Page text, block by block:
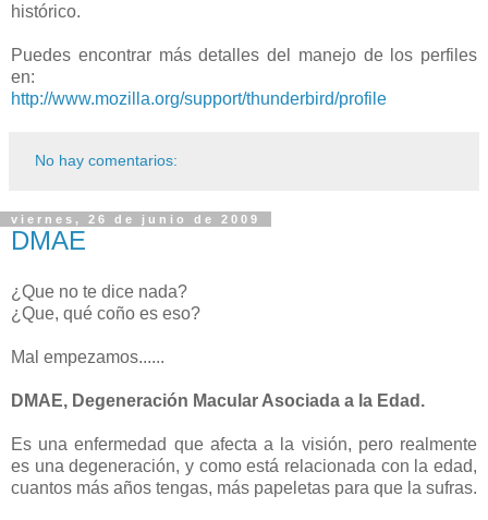
histórico.
Puedes encontrar más detalles del manejo de los perfiles
en:
http://www.mozilla.org/support/thunderbird/profile
No hay comentarios:
viernes, 26 de junio de 2009
DMAE
¿Que no te dice nada?
¿Que, qué coño es eso?
Mal empezamos......
DMAE, Degeneración Macular Asociada a la Edad.
Es una enfermedad que afecta a la visión, pero realmente
es una degeneración, y como está relacionada con la edad,
cuantos más años tengas, más papeletas para que la sufras.